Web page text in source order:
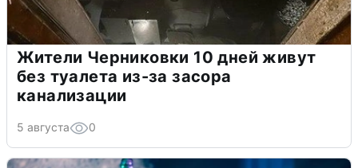
Жители Черниковки 10 дней живут
без туалета из-за засора
канализации
5 августа 0